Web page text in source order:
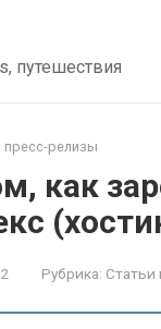
путешествия
пресс-релизы
как
Рубрика: Статьи